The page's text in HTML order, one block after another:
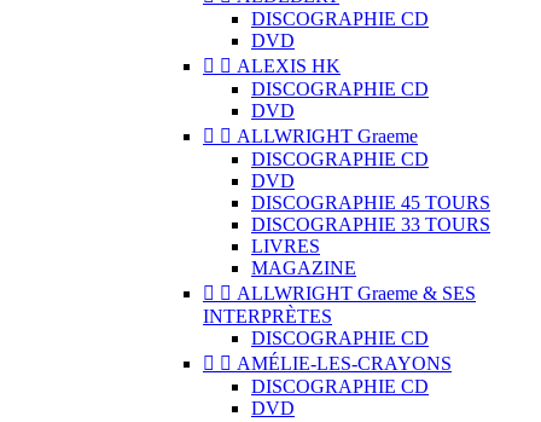
DISCOGRAPHIE CD
DVD
  ALEXIS HK
DISCOGRAPHIE CD
DVD
  ALLWRIGHT Graeme
DISCOGRAPHIE CD
DVD
DISCOGRAPHIE 45 TOURS
DISCOGRAPHIE 33 TOURS
LIVRES
MAGAZINE
  ALLWRIGHT Graeme & SES
INTERPRÈTES
DISCOGRAPHIE CD
  AMÉLIE-LES-CRAYONS
DISCOGRAPHIE CD
DVD